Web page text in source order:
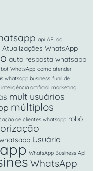
api API do
Atualizações WhatsApp
auto resposta whatsapp
WhatsApp como atender
whatsapp business funil de
inteligência artificial marketing
mult usuários
múltiplos
de clientes whatsapp robô
Usuário
WhatsApp Business Api
WhatsApp